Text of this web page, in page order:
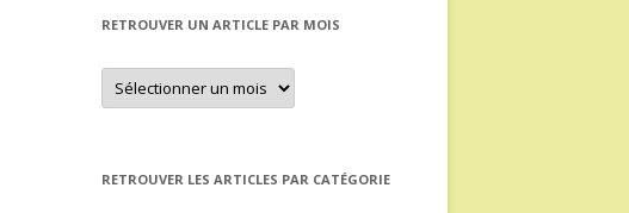
RETROUVER UN ARTICLE PAR MOIS
Retrouver
un
article
RETROUVER LES ARTICLES PAR CATÉGORIE